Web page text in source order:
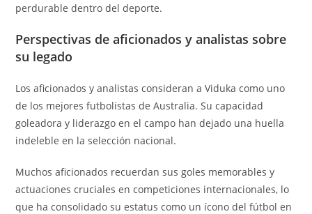
perdurable dentro del deporte.
Perspectivas de aficionados y analistas sobre
su legado
Los aficionados y analistas consideran a Viduka como uno
de los mejores futbolistas de Australia. Su capacidad
goleadora y liderazgo en el campo han dejado una huella
indeleble en la selección nacional.
Muchos aficionados recuerdan sus goles memorables y
actuaciones cruciales en competiciones internacionales, lo
que ha consolidado su estatus como un ícono del fútbol en